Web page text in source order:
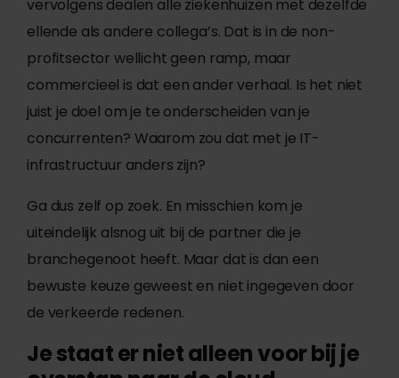
vervolgens dealen alle ziekenhuizen met dezelfde
ellende als andere collega’s. Dat is in de non-
profitsector wellicht geen ramp, maar
commercieel is dat een ander verhaal. Is het niet
juist je doel om je te onderscheiden van je
concurrenten? Waarom zou dat met je IT-
infrastructuur anders zijn?
Ga dus zelf op zoek. En misschien kom je
uiteindelijk alsnog uit bij de partner die je
branchegenoot heeft. Maar dat is dan een
bewuste keuze geweest en niet ingegeven door
de verkeerde redenen.
Je staat er niet alleen voor bij je